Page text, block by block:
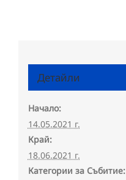
Детайли
Начало:
14.05.2021 г.
Край:
18.06.2021 г.
Категории за Събитие: